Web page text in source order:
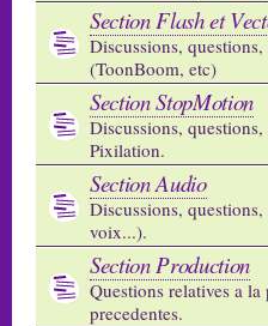
Section Flash et
Discussions,
(ToonBoom, etc)
Section StopMotion
Discussions,
Pixilation.
Section Audio
Discussions,
voix...).
Section Production
Questions relatives a
precedentes.